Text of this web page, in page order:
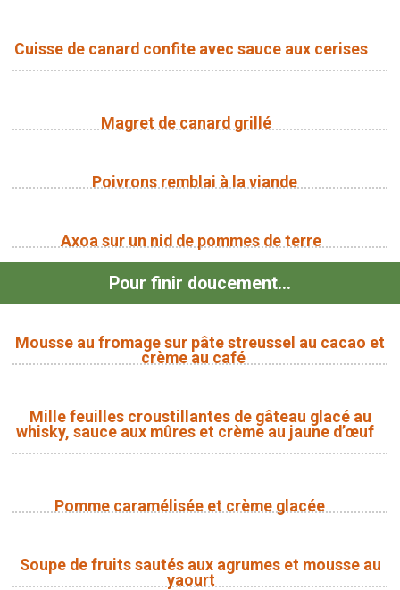
Cuisse de canard confite avec sauce aux cerises
Magret de canard grillé
Poivrons remblai à la viande
Axoa sur un nid de pommes de terre
Pour finir doucement...
Mousse au fromage sur pâte streussel au cacao et
crème au café
Mille feuilles croustillantes de gâteau glacé au
whisky, sauce aux mûres et crème au jaune d’œuf
Pomme caramélisée et crème glacée
Soupe de fruits sautés aux agrumes et mousse au
yaourt